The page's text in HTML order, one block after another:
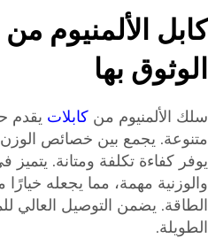
الوثوق بها
سلك الألمنيوم من كابلات يقدم
متنوعة. يجمع بين خصائص الوزن
يوفر كفاءة تكلفة ومتانة. يتميز
والوزنية مهمة، مما يجعله خيارًا
الطويلة.